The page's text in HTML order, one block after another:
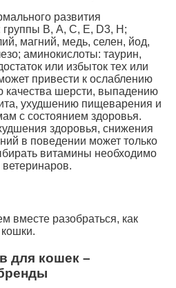
развития
В, A, C, E, D3, H;
магний, медь, селен, йод,
аминокислоты: таурин,
или избыток тех или
привести к ослаблению
качества шерсти, выпадению
ухудшению пищеварения и
с состоянием здоровья.
здоровья, снижения
в поведении может только
витамины необходимо
вместе разобраться, как
для кошек –